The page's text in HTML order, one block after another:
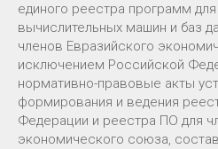
единого реестра программ
вычислительных машин и баз
членов Евразийского
исключением Российской
нормативно-правовые акты
формирования и ведения
Федерации и реестра ПО для
экономического союза,